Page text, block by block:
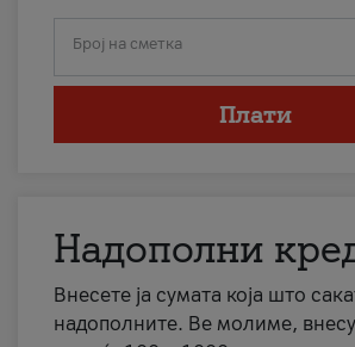
Број на сметка
Плати
Надополни
Внесете ја сумата која што
надополните. Ве молиме,